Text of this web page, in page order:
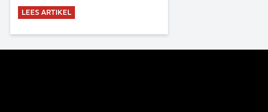
Belijdende Kerk (CBK) lezen. Deze
commissie is al sinds de eenwording
2023 de opdracht om haar analyse
LEES ARTIKEL